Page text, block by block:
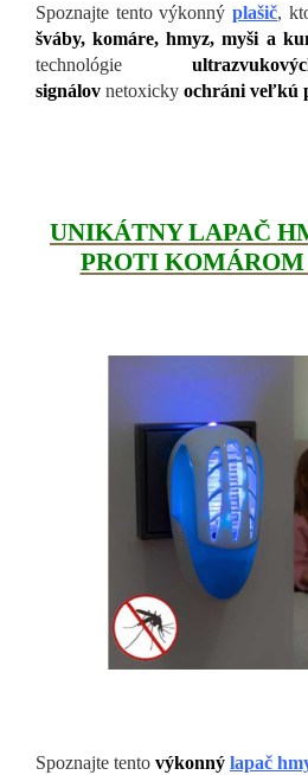
Spoznajte tento výkonný plašič,
šváby, komáre, hmyz, myši a
technológie
signálov netoxicky ochráni veľkú
UNIKÁTNY LAPAČ
PROTI
Spoznajte tento výkonný lapač